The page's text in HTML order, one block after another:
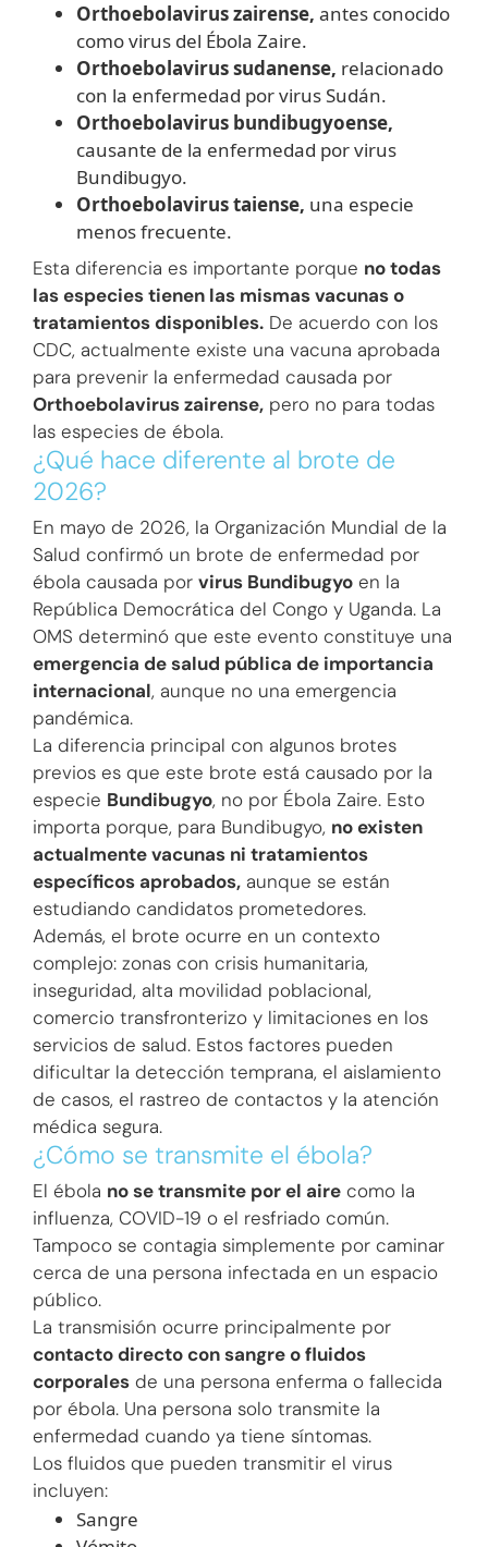
Orthoebolavirus zairense, antes conocido
como virus del Ébola Zaire.
Orthoebolavirus sudanense, relacionado
con la enfermedad por virus Sudán.
Orthoebolavirus bundibugyoense,
causante de la enfermedad por virus
Bundibugyo.
Orthoebolavirus taiense, una especie
menos frecuente.
Esta diferencia es importante porque no todas
las especies tienen las mismas vacunas o
tratamientos disponibles.De acuerdo con los
CDC, actualmente existe una vacuna aprobada
para prevenir la enfermedad causada por
Orthoebolavirus zairense,pero no para todas
las especies de ébola.
¿Qué hace diferente al brote de
2026?
En mayo de 2026, la Organización Mundial de la
Salud confirmó un brote de enfermedad por
ébola causada por virus Bundibugyoen la
República Democrática del Congo y Uganda. La
OMS determinó que este evento constituye una
emergencia de salud pública de importancia
internacional , aunque no una emergencia
pandémica.
La diferencia principal con algunos brotes
previos es que este brote está causado por la
especie Bundibugyo, no por Ébola Zaire. Esto
importa porque, para Bundibugyo, no existen
actualmente vacunas ni tratamientos
específicos aprobados,aunque se están
estudiando candidatos prometedores.
Además, el brote ocurre en un contexto
complejo: zonas con crisis humanitaria,
inseguridad, alta movilidad poblacional,
comercio transfronterizo y limitaciones en los
servicios de salud. Estos factores pueden
dificultar la detección temprana, el aislamiento
de casos, el rastreo de contactos y la atención
médica segura.
¿Cómo se transmite el ébola?
El ébola no se transmite por el airecomo la
influenza, COVID-19 o el resfriado común.
Tampoco se contagia simplemente por caminar
cerca de una persona infectada en un espacio
público.
La transmisión ocurre principalmente por
contacto directo con sangre o fluidos
corporalesde una persona enferma o fallecida
por ébola. Una persona solo transmite la
enfermedad cuando ya tiene síntomas.
Los fluidos que pueden transmitir el virus
incluyen:
Sangre